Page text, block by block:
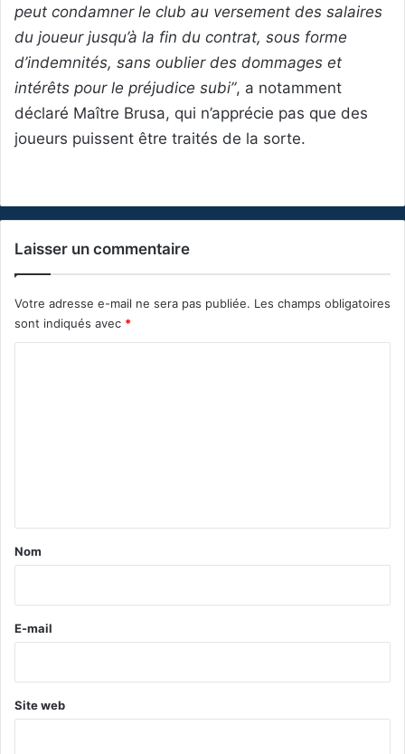
peut condamner le club au versement des salaires
du joueur jusqu’à la fin du contrat, sous forme
d’indemnités, sans oublier des dommages et
intérêts pour le préjudice subi”, a notamment
déclaré Maître Brusa, qui n’apprécie pas que des
joueurs puissent être traités de la sorte.
Laisser un commentaire
Votre adresse e-mail ne sera pas publiée. Les champs obligatoires
sont indiqués avec *
a
e
Nom
E-mail
Site web